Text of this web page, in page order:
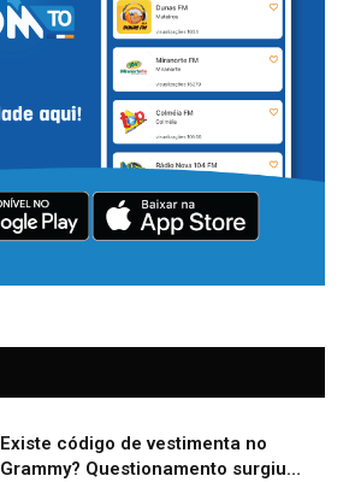
Existe código de vestimenta no
Grammy? Questionamento surgiu